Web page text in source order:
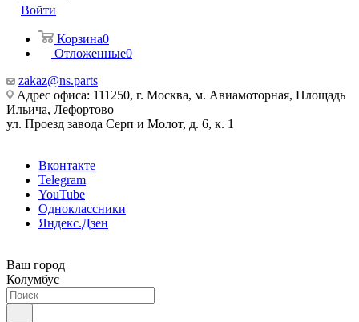
Войти
Корзина0
Отложенные0
zakaz@ns.parts
Адрес офиса: 111250, г. Москва, м. Авиамоторная, Площадь
Ильича, Лефортово
ул. Проезд завода Серп и Молот, д. 6, к. 1
Вконтакте
Telegram
YouTube
Одноклассники
Яндекс.Дзен
Ваш город
Колумбус